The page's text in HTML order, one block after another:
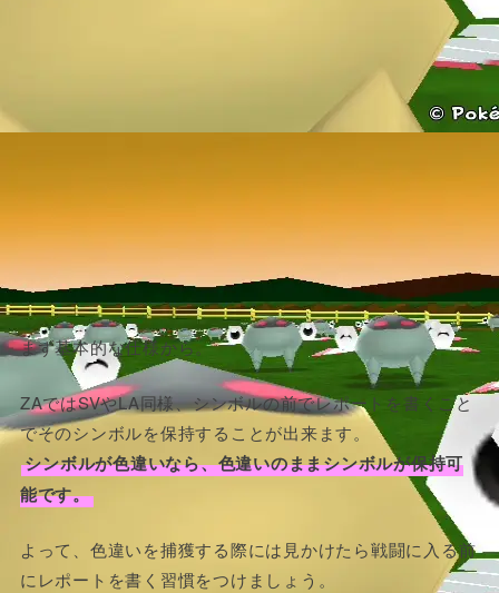
まず基本的な仕様から。
ZAではSVやLA同様、シンボルの前でレポートを書くこと
でそのシンボルを保持することが出来ます。
シンボルが色違いなら、色違いのままシンボルが保持可
能です。
よって、色違いを捕獲する際には見かけたら戦闘に入る前
にレポートを書く習慣をつけましょう。